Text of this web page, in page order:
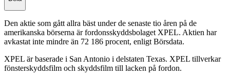
Den aktie som gått allra bäst under de senaste tio åren på de
amerikanska börserna är fordonsskyddsbolaget XPEL. Aktien har
avkastat inte mindre än 72 186 procent, enligt Börsdata.
XPEL är baserade i San Antonio i delstaten Texas. XPEL tillverkar
fönsterskyddsfilm och skyddsfilm till lacken på fordon.